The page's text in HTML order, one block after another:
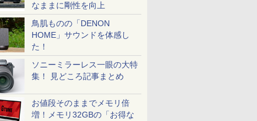
なままに剛性を向上
鳥肌ものの「DENON
HOME」サウンドを体感し
た！
ソニーミラーレス一眼の大特
集！ 見どころ記事まとめ
お値段そのままでメモリ倍
増！メモリ32GBの「お得な